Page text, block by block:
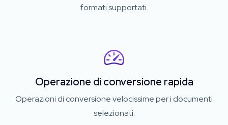
formati supportati.
Operazione di conversione rapida
Operazioni di conversione velocissime per i documenti
selezionati.